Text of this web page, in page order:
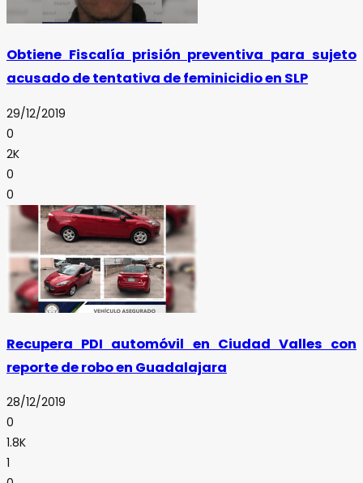
Obtiene Fiscalía prisión preventiva para sujeto
acusado de tentativa de feminicidio en SLP
29/12/2019
0
2K
0
0
Recupera PDI automóvil en Ciudad Valles con
reporte de robo en Guadalajara
28/12/2019
0
1.8K
1